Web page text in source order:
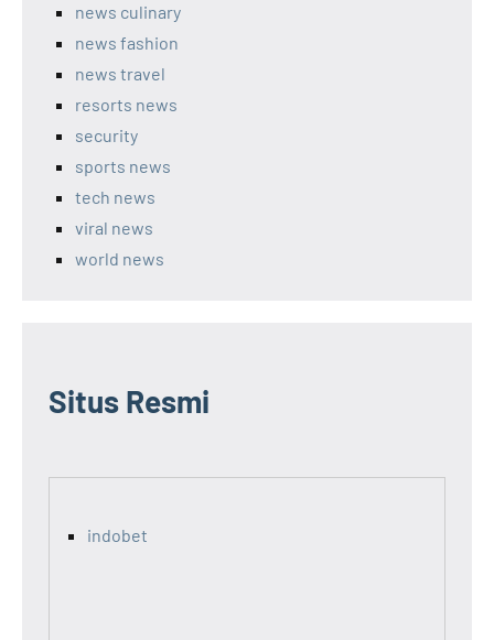
news culinary
news fashion
news travel
resorts news
security
sports news
tech news
viral news
world news
Situs Resmi
indobet